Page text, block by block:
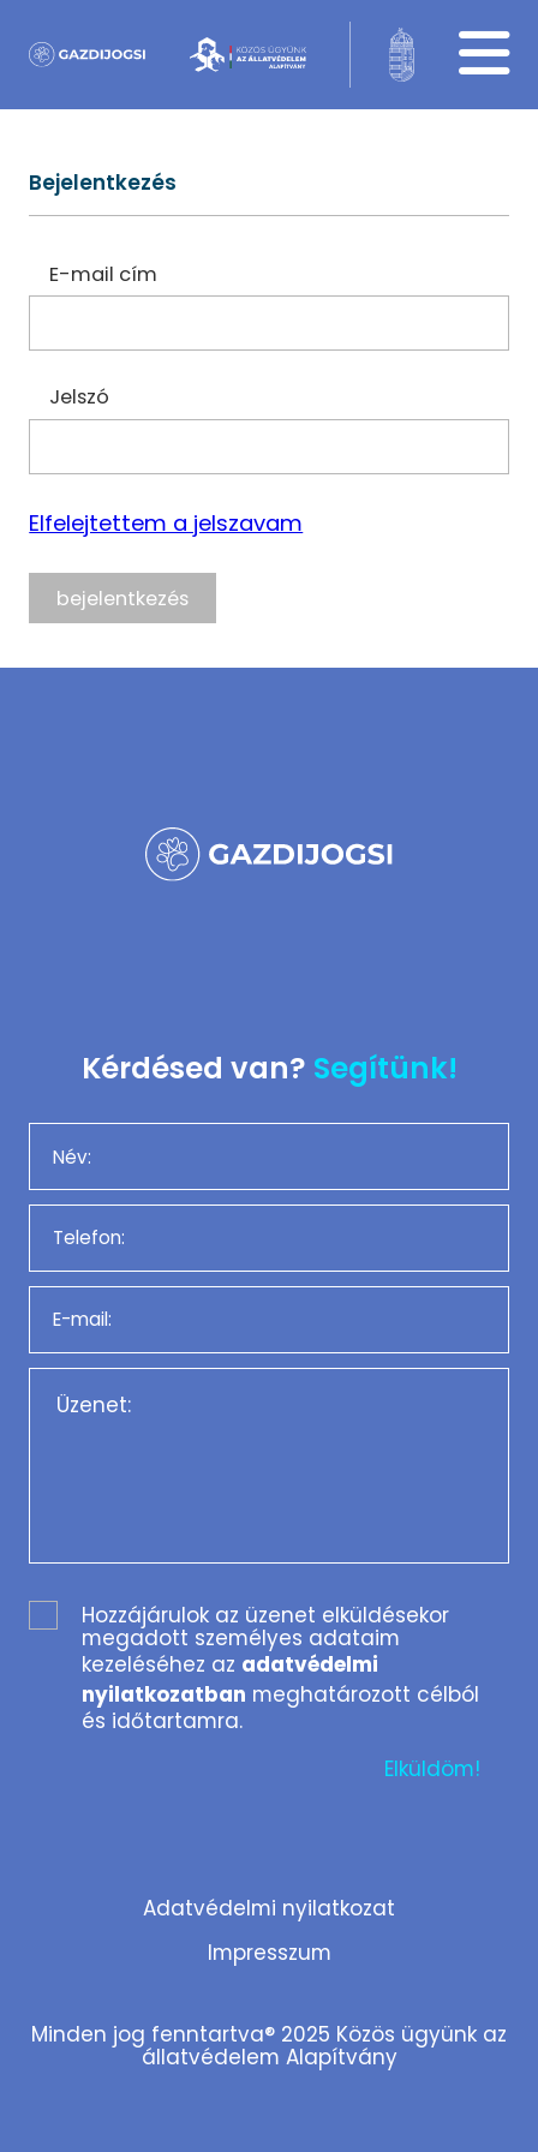
Bejelentkezés
E-mail cím
Jelszó
Elfelejtettem a jelszavam
Kérdésed van? Segítünk!
Hozzájárulok az üzenet elküldésekor
megadott személyes adataim
kezeléséhez az adatvédelmi
nyilatkozatban meghatározott célból
és időtartamra.
Minden jog fenntartva® 2025 Közös ügyünk az
állatvédelem Alapítvány
Adatvédelmi nyilatkozat
Impresszum